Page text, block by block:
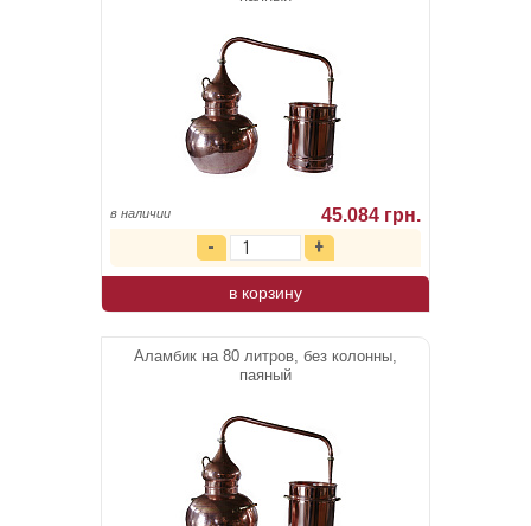
в наличии 45.084 грн.
в корзину
Аламбик на 80 литров, без колонны,
паяный